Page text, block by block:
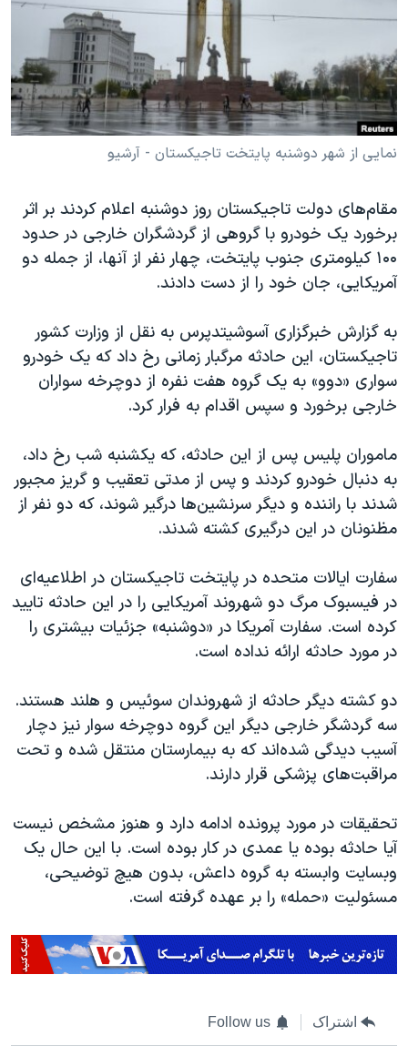
فرهنگ و زندگی
اقتصادی
علم و فناوری
اسرائیل در جنگ
آرشیو پخش زنده
مستندها
انتخابات ریاست جمهوری آمریکا ۲۰۲۴
حمله جمهوری اسلامی به اسرائیل
رمز مهسا
ورزش زنان در ایران
مجموعه مستندهای دادخواهی
تریبونال مردمی آبان ۹۸
دادگاه حمید نوری
قانون شفافیت دارائی کادر رهبری ایران
اعتراضات مردمی آبان ۹۸
اسرائیل در جنگ
همایش محافظه‌کاران آمریکا «سی‌پک»
صفحه‌های ویژه
سفر پرزیدنت ترامپ به چین
دنبال کنید
زبانهای مختلف
نمایی از شهر دوشنبه پایتخت تاجیکستان - آرشیو
مقام‌های دولت تاجیکستان روز دوشنبه اعلام کردند بر اثر
برخورد یک خودرو با گروهی از گردشگران خارجی در حدود
۱۰۰ کیلومتری جنوب پایتخت، چهار نفر از آنها، از جمله دو
آمریکایی، جان خود را از دست دادند.
به گزارش خبرگزاری آسوشیتدپرس به نقل از وزارت کشور
تاجیکستان، این حادثه مرگبار زمانی رخ داد که یک خودرو
سواری «دوو» به یک گروه هفت نفره از دوچرخه سواران
خارجی برخورد و سپس اقدام به فرار کرد.
ماموران پلیس پس از این حادثه، که یکشنبه شب رخ داد،
به دنبال خودرو کردند و پس از مدتی تعقیب و گریز مجبور
شدند با راننده و دیگر سرنشین‌ها درگیر شوند، که دو نفر از
مظنونان در این درگیری کشته شدند.
سفارت ایالات متحده در پایتخت تاجیکستان در اطلاعیه‌ای
در فیسبوک مرگ دو شهروند آمریکایی را در این حادثه تایید
کرده است. سفارت آمریکا در «دوشنبه» جزئیات بیشتری را
در مورد حادثه ارائه نداده است.
دو کشته دیگر حادثه از شهروندان سوئیس و هلند هستند.
سه گردشگر خارجی دیگر این گروه دوچرخه سوار نیز دچار
آسیب دیدگی شده‌اند که به بیمارستان منتقل شده و تحت
مراقبت‌های پزشکی قرار دارند.
تحقیقات در مورد پرونده ادامه دارد و هنوز مشخص نیست
آیا حادثه بوده یا عمدی در کار بوده است. با این حال یک
وبسایت وابسته به گروه داعش، بدون هیچ توضیحی،
مسئولیت «حمله» را بر عهده گرفته است.
اشتراک Follow us